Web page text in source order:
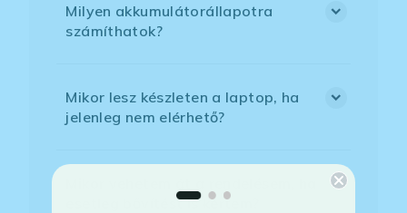
Milyen akkumulátorállapotra
számíthatok?
Mikor lesz készleten a laptop, ha
jelenleg nem elérhető?
esetleg bővítést is kértem?